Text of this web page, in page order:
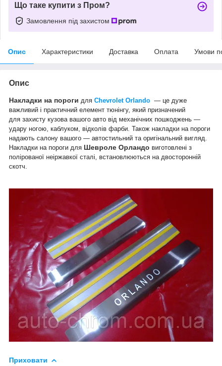
Що таке купити з Пром?
Замовлення під захистом
Опис Характеристики Доставка Оплата Умови
Опис
Накладки на пороги для Chevrolet Orlando — це дуже
важливий і практичний елемент тюнінгу, який призначений
для захисту кузова вашого авто від механічних пошкоджень —
удару ногою, каблуком, відколів фарби. Також накладки на пороги
надають салону вашого — автостильний та оригінальний вигляд.
Накладки на пороги для Шевроле Орландо виготовлені з
полірованої неіржавкої сталі, встановлюються на двосторонній
скотч.
Приховати